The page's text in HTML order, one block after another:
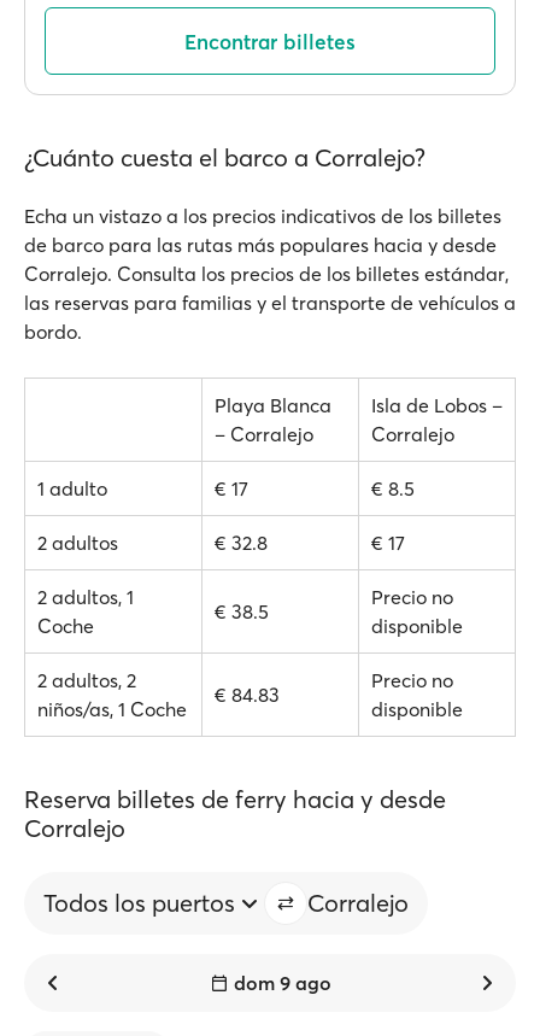
Encontrar billetes
¿Cuánto cuesta el barco a Corralejo?
Echa un vistazo a los precios indicativos de los billetes
de barco para las rutas más populares hacia y desde
Corralejo. Consulta los precios de los billetes estándar,
las reservas para familias y el transporte de vehículos a
bordo.
Playa Blanca
– Corralejo
Isla de Lobos –
Corralejo
1 adulto € 17 € 8.5
2 adultos € 32.8 € 17
2 adultos, 1
Coche
€ 38.5
Precio no
disponible
2 adultos, 2
niños/as, 1 Coche
€ 84.83
Precio no
disponible
Reserva billetes de ferry hacia y desde
Corralejo
Todos los puertos Corralejo
dom 9 ago